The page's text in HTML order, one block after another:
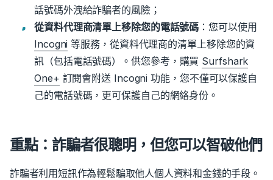
話號碼外洩給詐騙者的風險；
從資料代理商清單上移除您的電話號碼 ：您可以使用
Incogni 等服務，從資料代理商的清單上移除您的資
訊（包括電話號碼）。 供您參考，購買 Surfshark
One+ 訂閱會附送 Incogni 功能，您不僅可以保護自
己的電話號碼，更可保護自己的網絡身份。
重點：詐騙者很聰明，但您可以智破他們
詐騙者利用短訊作為輕鬆騙取他人個人資料和金錢的手段。